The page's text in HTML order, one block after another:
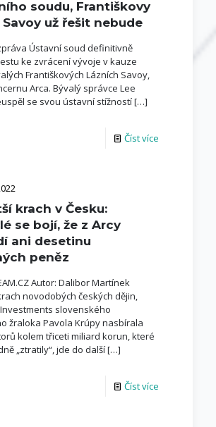
soudu, Františkovy
Savoy už řešit nebude
Ústavní soud definitivně
ke zvrácení vývoje v kauze
Františkových Lázních Savoy,
Arca. Bývalý správce Lee
se svou ústavní stížností[…]
Číst více
krach v Česku:
se bojí, že z Arcy
ani desetinu
peněz
Autor: Dalibor Martínek
novodobých českých dějin,
slovenského
žraloka Pavola Krúpy nasbírala
kolem třiceti miliard korun, které
„ztratily“, jde do další[…]
Číst více